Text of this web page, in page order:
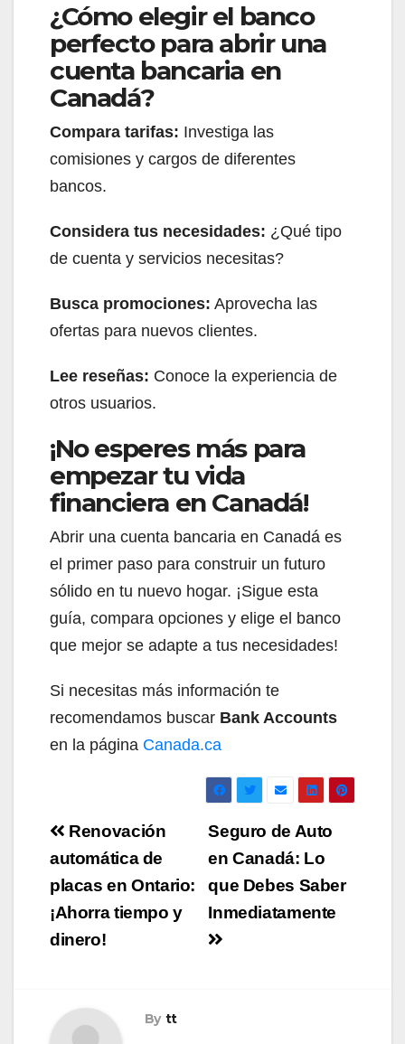
¿Cómo elegir el banco
perfecto para abrir una
cuenta bancaria en
Canadá?
Compara tarifas: Investiga las
comisiones y cargos de diferentes
bancos.
Considera tus necesidades: ¿Qué tipo
de cuenta y servicios necesitas?
Busca promociones: Aprovecha las
ofertas para nuevos clientes.
Lee reseñas: Conoce la experiencia de
otros usuarios.
¡No esperes más para
empezar tu vida
financiera en Canadá!
Abrir una cuenta bancaria en Canadá es
el primer paso para construir un futuro
sólido en tu nuevo hogar. ¡Sigue esta
guía, compara opciones y elige el banco
que mejor se adapte a tus necesidades!
Si necesitas más información te
recomendamos buscar Bank Accounts
en la página Canada.ca
Navegación
de
entradas
Seguro de Auto
en Canadá: Lo
que Debes Saber
Inmediatamente
Renovación
automática de
placas en Ontario:
¡Ahorra tiempo y
dinero!
By tt